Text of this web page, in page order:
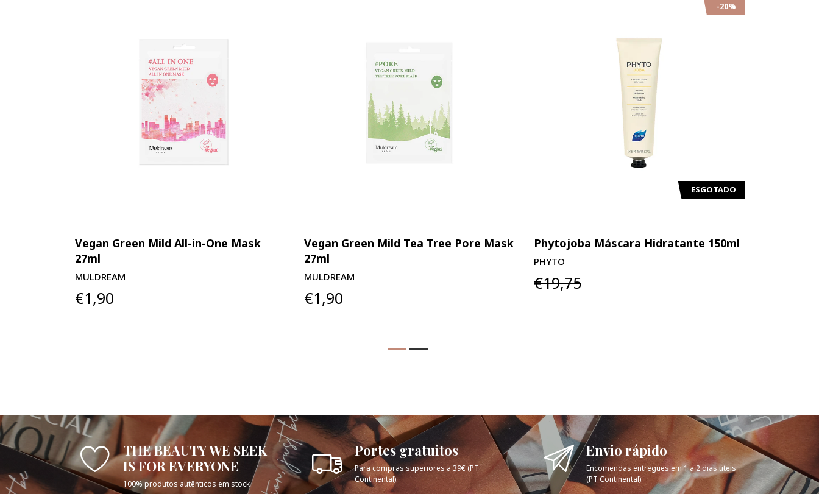
Vegan Green Mild All-in-One Mask
27ml
MULDREAM
€1,90
Vegan Green Mild Tea Tree Pore Mask
27ml
MULDREAM
€1,90
-20%
ESGOTADO
Phytojoba Máscara Hidratante 150ml
PHYTO
€19,75
THE BEAUTY WE SEEK
IS FOR EVERYONE
100% produtos autênticos em stock
Portes gratuitos
Para compras superiores a 39€ (PT
Continental).
Envio rápido
Encomendas entregues em 1 a 2 dias úteis
(PT Continental).